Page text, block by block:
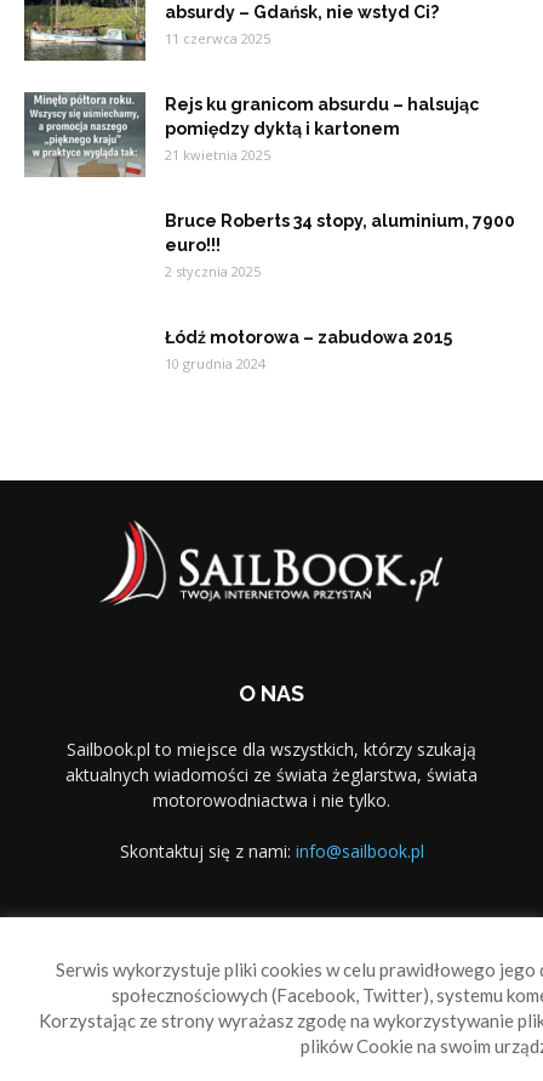
absurdy – Gdańsk, nie wstyd Ci?
11 czerwca 2025
Rejs ku granicom absurdu – halsując
pomiędzy dyktą i kartonem
21 kwietnia 2025
Bruce Roberts 34 stopy, aluminium, 7900
euro!!!
2 stycznia 2025
Łódź motorowa – zabudowa 2015
10 grudnia 2024
O NAS
Sailbook.pl to miejsce dla wszystkich, którzy szukają
aktualnych wiadomości ze świata żeglarstwa, świata
motorowodniactwa i nie tylko.
Skontaktuj się z nami: info@sailbook.pl
Serwis wykorzystuje pliki cookies w celu prawidłowego
społecznościowych (Facebook, Twitter), systemu
Korzystając ze strony wyrażasz zgodę na wykorzystywanie
plików Cookie na swoim